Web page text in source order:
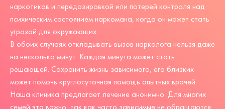
наркотиков и передозировкой или потерей контроля над
психическим состоянием наркомана, когда он может стать
угрозой для окружающих.
В обоих случаях откладывать вызов нарколога нельзя даже
на несколько минут. Каждая минута может стать
решающей. Сохранить жизнь зависимого, его близких
может помочь круглосуточная помощь опытных врачей.
Наша клиника предлагает лечение анонимно. Для многих
семей это важно, так как часто зависимые не обращаются